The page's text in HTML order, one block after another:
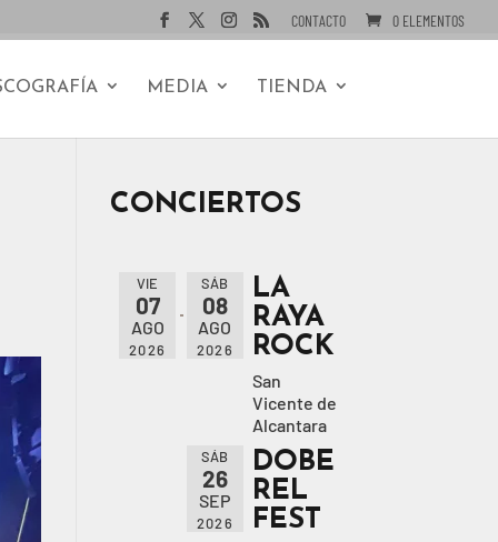
CONTACTO 0 ELEMENTOS
MEDIA TIENDA
CONCIERTOS
VIE
07
AGO
2026
SÁB
08
AGO
2026
LA
RAYA
ROCK
San
Vicente de
Alcantara
SÁB
26
SEP
2026
DOBE
REL
FEST